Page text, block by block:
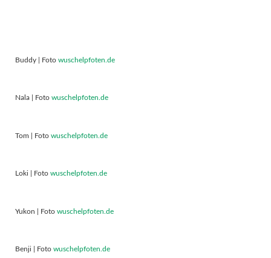
Buddy | Foto wuschelpfoten.de
Nala | Foto wuschelpfoten.de
Tom | Foto wuschelpfoten.de
Loki | Foto wuschelpfoten.de
Yukon | Foto wuschelpfoten.de
Benji | Foto wuschelpfoten.de